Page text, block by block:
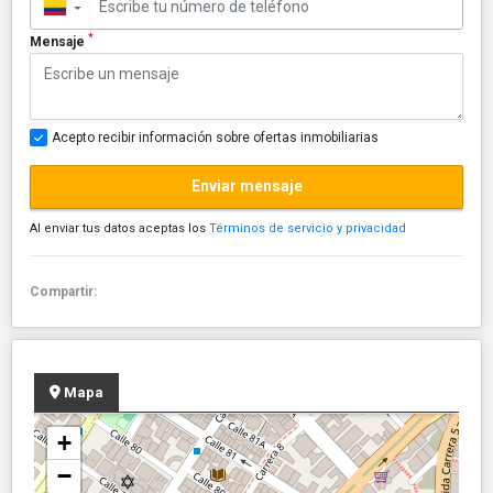
▼
Mensaje *
Acepto recibir información sobre ofertas inmobiliarias
Enviar mensaje
Al enviar tus datos aceptas los Términos de servicio y privacidad
Compartir:
Mapa
+
−